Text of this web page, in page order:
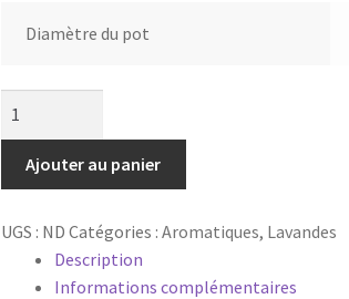
Diamètre du pot
Lavandula
dentata
Ajouter au panier
UGS : ND Catégories : Aromatiques, Lavandes
Description
Informations complémentaires